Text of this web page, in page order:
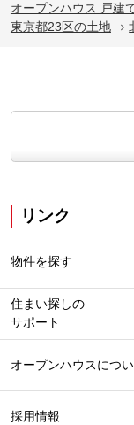
オープンハウス 戸建
東京都23区の土地
リンク
物件を探す
住まい探しの
サポート
オープンハウスにつ
採用情報